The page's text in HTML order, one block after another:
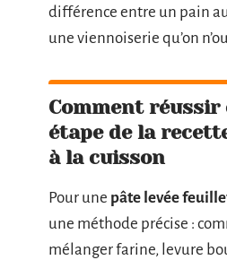
différence entre un pain
une viennoiserie qu’on
Comment réussir
étape de la
à la cuisson
Pour une pâte levée
une méthode précise :
mélanger farine, levure